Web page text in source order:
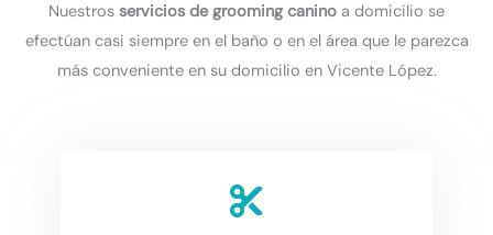
Nuestros servicios de grooming canino a domicilio se
efectúan casi siempre en el baño o en el área que le parezca
más conveniente en su domicilio en Vicente López.